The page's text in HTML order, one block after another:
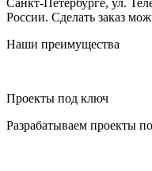
России. Сделать заказ
Наши преимущества
Проекты под ключ
Разрабатываем проекты